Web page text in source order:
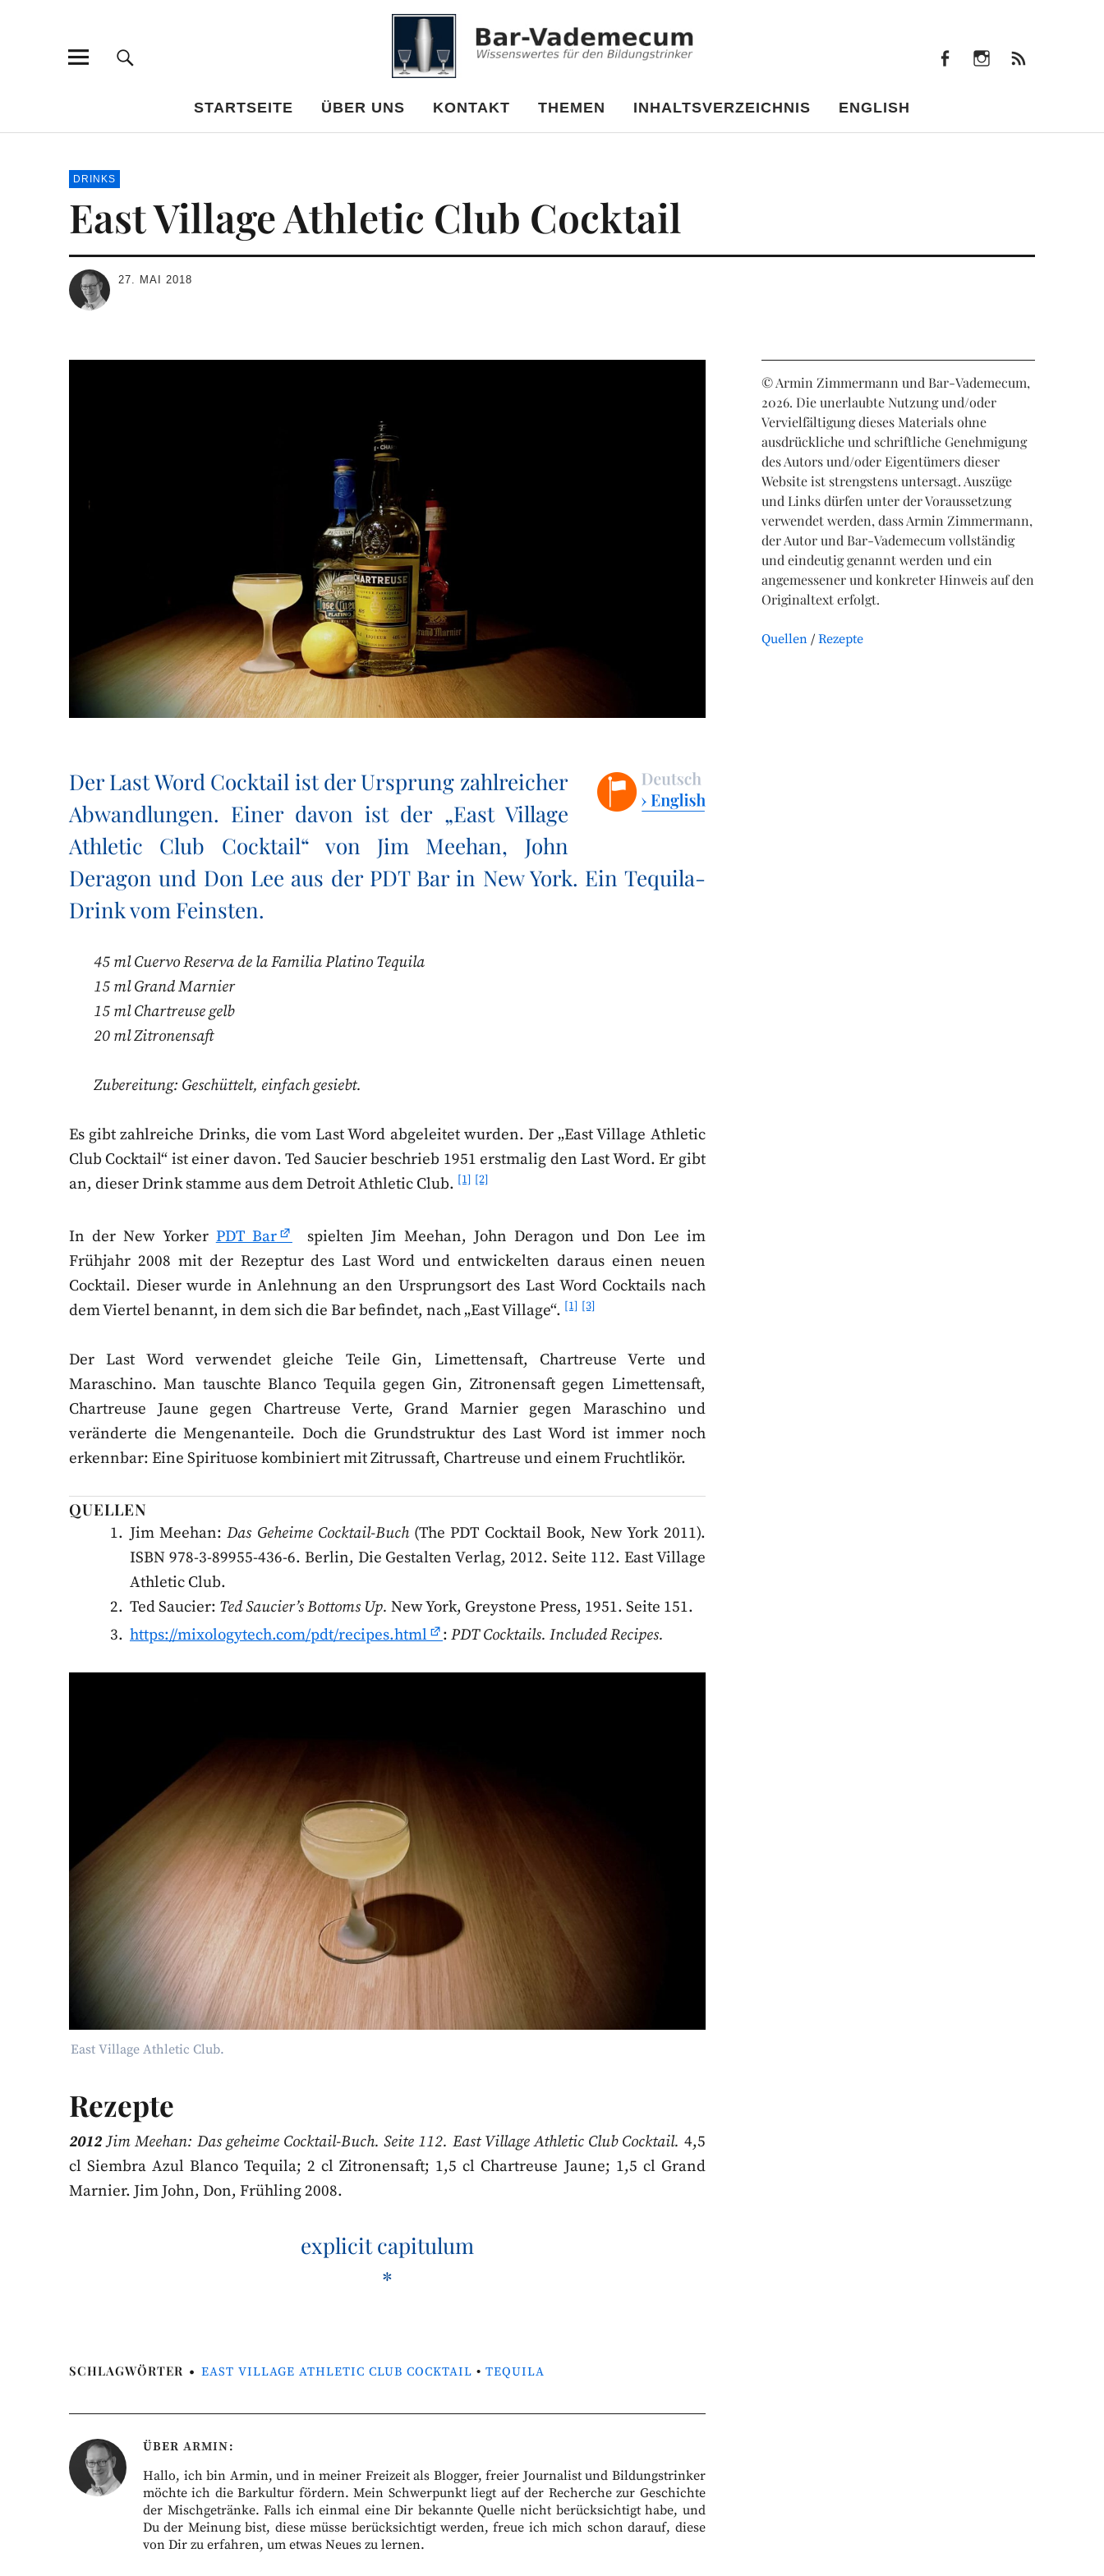
Bar-Vademecum
STARTSEITE ÜBER UNS KONTAKT THEMEN INHALTSVERZEICHNIS ENGLISH
DRINKS
East Village Athletic Club Cocktail
27. MAI 2018
Der Last Word Cocktail ist der Ursprung zahlreicher
Abwandlungen. Einer davon ist der „East Village
Athletic Club Cocktail“ von Jim Meehan, John
Deragon und Don Lee aus der PDT Bar in New York. Ein Tequila-
Drink vom Feinsten.
45 ml Cuervo Reserva de la Familia Platino Tequila
15 ml Grand Marnier
15 ml Chartreuse gelb
20 ml Zitronensaft
Zubereitung: Geschüttelt, einfach gesiebt.
Es gibt zahlreiche Drinks, die vom Last Word abgeleitet wurden. Der „East Village Athletic
Club Cocktail“ ist einer davon. Ted Saucier beschrieb 1951 erstmalig den Last Word. Er gibt
an, dieser Drink stamme aus dem Detroit Athletic Club. [1] [2]
In der New Yorker PDT Bar
spielten Jim Meehan, John Deragon und Don Lee im
Frühjahr 2008 mit der Rezeptur des Last Word und entwickelten daraus einen neuen
Cocktail. Dieser wurde in Anlehnung an den Ursprungsort des Last Word Cocktails nach
dem Viertel benannt, in dem sich die Bar befindet, nach „East Village“. [1] [3]
Der Last Word verwendet gleiche Teile Gin, Limettensaft, Chartreuse Verte und
Maraschino. Man tauschte Blanco Tequila gegen Gin, Zitronensaft gegen Limettensaft,
Chartreuse Jaune gegen Chartreuse Verte, Grand Marnier gegen Maraschino und
veränderte die Mengenanteile. Doch die Grundstruktur des Last Word ist immer noch
erkennbar: Eine Spirituose kombiniert mit Zitrussaft, Chartreuse und einem Fruchtlikör.
QUELLEN
Jim Meehan:Das Geheime Cocktail-Buch(The PDT Cocktail Book, New York 2011).
ISBN 978-3-89955-436-6. Berlin, Die Gestalten Verlag, 2012. Seite 112. East Village
Athletic Club.
Ted Saucier: Ted Saucier’s Bottoms Up. New York, Greystone Press, 1951. Seite 151.
https://mixologytech.com/pdt/recipes.html
: PDT Cocktails. Included Recipes.
East Village Athletic Club.
Rezepte
2012Jim Meehan: Das geheime Cocktail-Buch. Seite 112. East Village Athletic Club Cocktail. 4,5
cl Siembra Azul Blanco Tequila; 2 cl Zitronensaft; 1,5 cl Chartreuse Jaune; 1,5 cl Grand
Marnier. Jim John, Don, Frühling 2008.
explicit capitulum
*
SCHLAGWÖRTER EAST VILLAGE ATHLETIC CLUB COCKTAIL • TEQUILA
ÜBER ARMIN
Hallo, ich bin Armin, und in meiner Freizeit als Blogger, freier Journalist und Bildungstrinker
möchte ich die Barkultur fördern. Mein Schwerpunkt liegt auf der Recherche zur Geschichte
der Mischgetränke. Falls ich einmal eine Dir bekannte Quelle nicht berücksichtigt habe, und
Du der Meinung bist, diese müsse berücksichtigt werden, freue ich mich schon darauf, diese
von Dir zu erfahren, um etwas Neues zu lernen.
© Armin Zimmermann und Bar-Vademecum,
2026. Die unerlaubte Nutzung und/oder
Vervielfältigung dieses Materials ohne
ausdrückliche und schriftliche Genehmigung
des Autors und/oder Eigentümers dieser
Website ist strengstens untersagt. Auszüge
und Links dürfen unter der Voraussetzung
verwendet werden, dass Armin Zimmermann,
der Autor und Bar-Vademecum vollständig
und eindeutig genannt werden und ein
angemessener und konkreter Hinweis auf den
Originaltext erfolgt.
Quellen Rezepte